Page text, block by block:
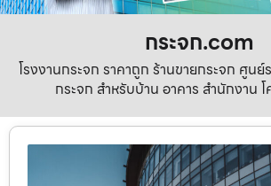
กระจก.com
โรงงานกระจก ราคาถูก ร้านขายกระจก ศูน
กระจก สำหรับบ้าน อาคาร สำนักงาน